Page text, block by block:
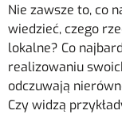
Nie zawsze to, co
wiedzieć, czego
lokalne? Co
realizowaniu
odczuwają
Czy widzą